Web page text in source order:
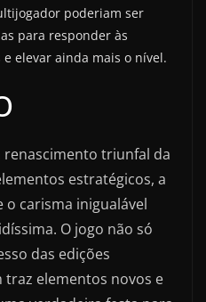
poderiam ser
para responder às
elevar ainda mais o nível.
triunfal da
estratégicos, a
o carisma inigualável
O jogo não só
das edições
elementos novos e